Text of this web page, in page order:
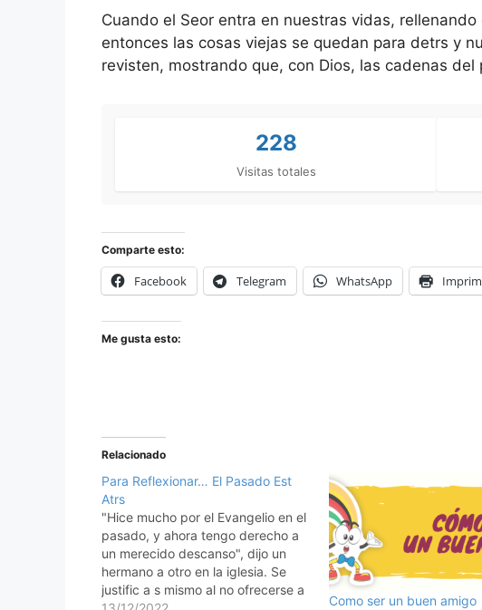
Cuando el Seor entra en nuestras vidas,
entonces las cosas viejas se quedan para detrs y
revisten, mostrando que, con Dios, las cadenas
228
Visitas totales
Comparte esto:
Facebook Telegram WhatsApp
Me gusta esto:
Relacionado
Para Reflexionar… El Pasado Est
Atrs
"Hice mucho por el Evangelio en el
pasado, y ahora tengo derecho a
un merecido descanso", dijo un
hermano a otro en la iglesia. Se
justific a s mismo al no ofrecerse a
Como ser un buen amigo